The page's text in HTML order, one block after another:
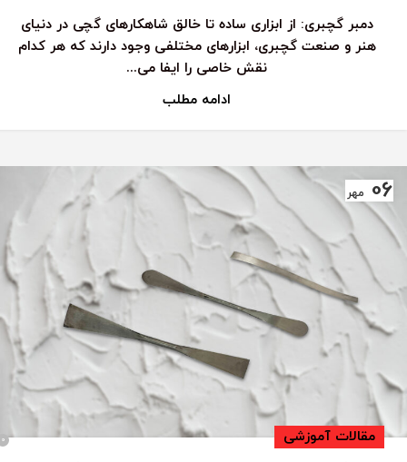
دمبر گچبری: از ابزاری ساده تا خالق شاهکارهای گچی در دنیای
هنر و صنعت گچبری، ابزارهای مختلفی وجود دارند که هر کدام
نقش خاصی را ایفا می‌...
ادامه مطلب
06 مهر
مقالات آموزشی 0